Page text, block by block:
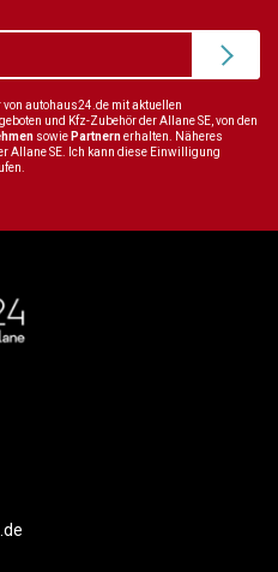
autohaus24.de mit aktuellen
und Kfz-Zubehör der Allane SE, von den
sowie Partnernerhalten. Näheres
Allane SE. Ich kann diese Einwilligung